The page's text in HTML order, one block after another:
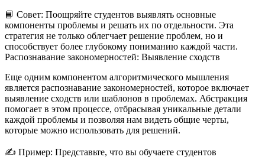
📘 Совет: Поощряйте студентов выявлять основные
компоненты проблемы и решать их по отдельности. Эта
стратегия не только облегчает решение проблем, но и
способствует более глубокому пониманию каждой части.
Распознавание закономерностей: Выявление сходств
Еще одним компонентом алгоритмического мышления
является распознавание закономерностей, которое включает
выявление сходств или шаблонов в проблемах. Абстракция
помогает в этом процессе, отбрасывая уникальные детали
каждой проблемы и позволяя нам видеть общие черты,
которые можно использовать для решений.
✍️ Пример: Представьте, что вы обучаете студентов